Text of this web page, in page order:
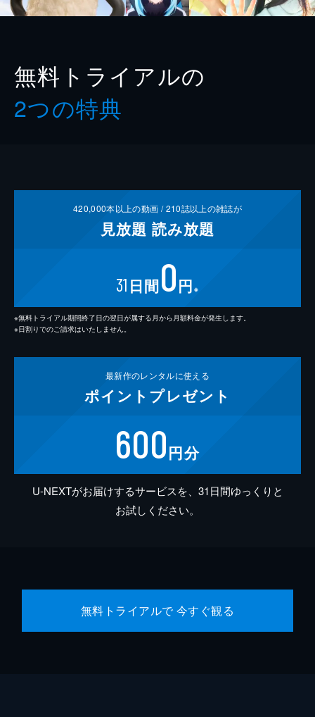
無料トライアルの
2つの特典
420,000本以上の動画 /210誌以上の雑誌が
見放題 読み放題
31 日間0円 ※
※無料トライアル期間終了日の翌日が属する月から月額料金が発生します。
※日割りでのご請求はいたしません。
最新作のレンタルに使える
ポイント プレゼント
600円分
U-NEXTがお届けするサービスを、31日間ゆっくりと
お試しください。
無料トライアルで 今すぐ観る